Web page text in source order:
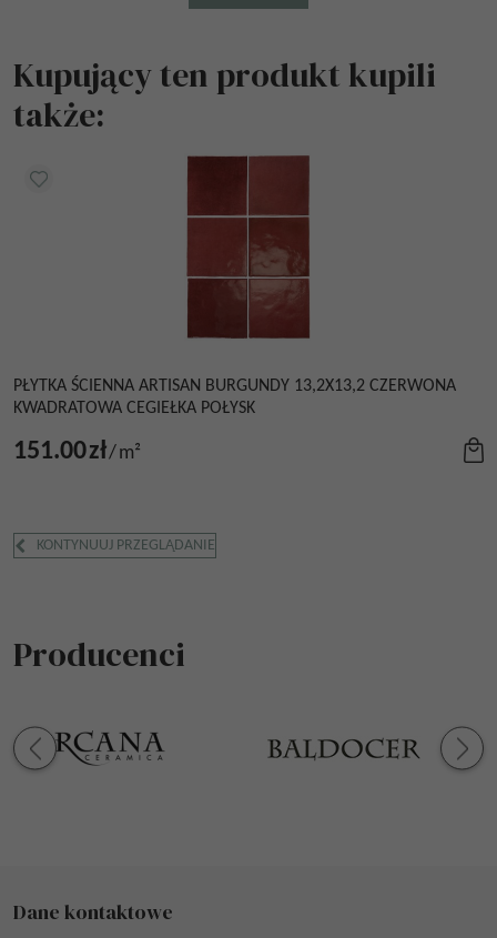
Kupujący ten produkt kupili
także:
PŁYTKA ŚCIENNA ARTISAN BURGUNDY 13,2X13,2 CZERWONA
KWADRATOWA CEGIEŁKA POŁYSK
151.00zł/m²
KONTYNUUJ PRZEGLĄDANIE
Producenci
Dane kontaktowe